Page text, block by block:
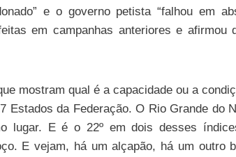
e o governo petista “falhou em
em campanhas anteriores e afirmou
mostram qual é a capacidade ou a
Estados da Federação. O Rio Grande do
lugar. E é o 22º em dois desses
E vejam, há um alçapão, há um outro